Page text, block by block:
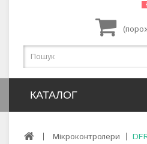
КАТАЛОГ
Мікроконтролери